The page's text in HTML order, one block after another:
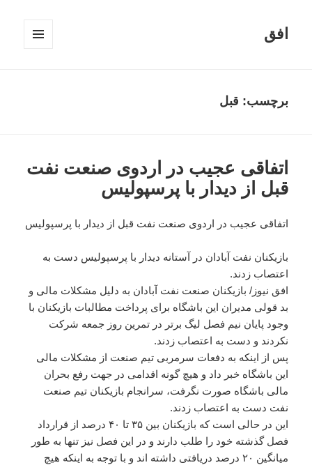
افق
برچسب: قبل
اتفاقی عجیب در اردوی صنعت نفت
قبل از دیدار با پرسپولیس
اتفاقی عجیب در اردوی صنعت نفت قبل از دیدار با پرسپولیس
بازیکنان نفت آبادان در آستانه دیدار با پرسپولیس دست به
اعتصاب زدند.
افق نیوز/ بازیکنان صنعت نفت آبادان به دلیل مشکلات مالی و
بد قولی مدیران این باشگاه برای پرداخت مطالبات بازیکنان با
وجود پایان نیم فصل لیگ برتر در تمرین روز جمعه شرکت
نکردند و دست به اعتصاب زدند.
پس از اینکه به دفعات سرمربی تیم صنعت از مشکلات مالی
این باشگاه خبر داد و هیچ گونه اقدامی در جهت رفع بحران
مالی باشگاه صورت نگرفت، سرانجام بازیکنان تیم‌ صنعت
نفت دست به اعتصاب زدند.
این در حالی است که بازیکنان بین ۳۵ تا ۴۰ درصد از قرارداد
فصل گذشته خود را طلب دارند و در این فصل نیز تنها به طور
میانگین ۲۰ درصد دریافتی داشته اند و با توجه به اینکه هیچ